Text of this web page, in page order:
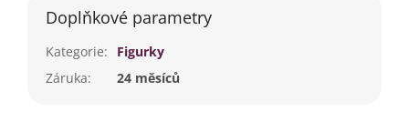
Doplňkové parametry
Kategorie:
Figurky
Záruka: 24 měsíců